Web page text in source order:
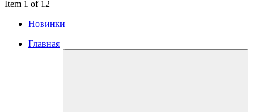
Item 1 of 12
Новинки
Главная